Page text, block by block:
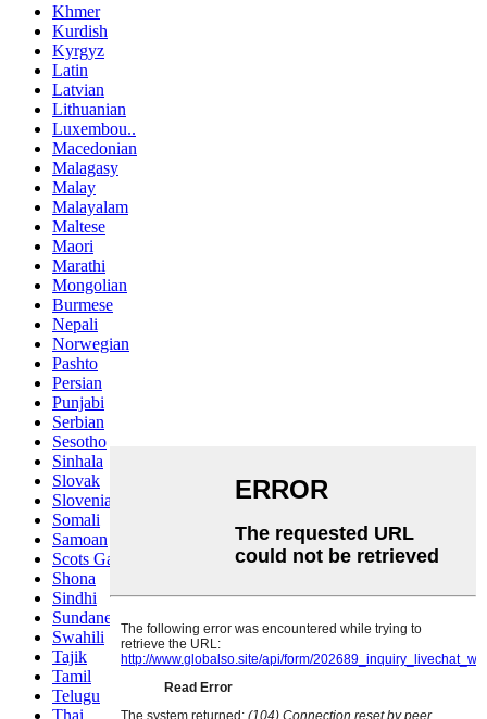
Khmer
Kurdish
Kyrgyz
Latin
Latvian
Lithuanian
Luxembou..
Macedonian
Malagasy
Malay
Malayalam
Maltese
Maori
Marathi
Mongolian
Burmese
Nepali
Norwegian
Pashto
Persian
Punjabi
Serbian
Sesotho
Sinhala
Slovak
Slovenian
Somali
Samoan
Scots Gaelic
Shona
Sindhi
Sundanese
Swahili
Tajik
Tamil
Telugu
Thai